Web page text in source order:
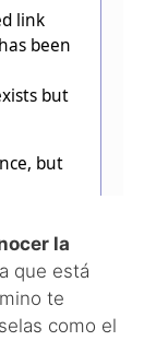
la
que está
te
como el